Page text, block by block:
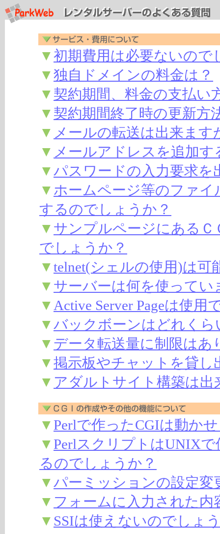
▼初期費用は必要ないので
▼独自ドメインの料金は？
▼ 契約期間、料金の支払い
▼ 契約期間終了時の更新方
▼ メールの転送は出来ます
▼ メールアドレスを追加
▼パスワードの入力要求を
▼ ホームページ等のファイ
するのでしょうか？
▼ サンプルページにある
でしょうか？
▼telnet(シェルの使用)は可
▼ サーバーは何を使ってい
▼ Active Server Pageは使用
▼バックボーンはどれくら
▼ データ転送量に制限はあ
▼掲示板やチャットを貸
▼ アダルトサイト構築は出
▼ Perlで作ったCGIは動か
▼ PerlスクリプトはUNIX
るのでしょうか？
▼パーミッションの設定変
▼ フォームに入力された
▼ SSIは使えないのでしょ